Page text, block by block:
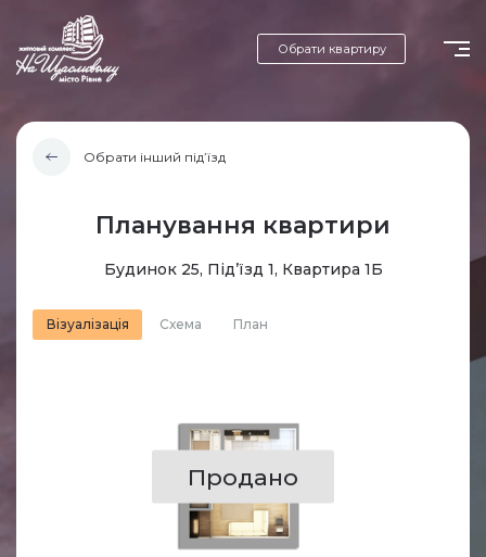
Обрати квартиру
Обрати інший під’їзд
Планування квартири
Будинок 25, Під’їзд 1, Квартира 1Б
Візуалізація Схема План
Продано